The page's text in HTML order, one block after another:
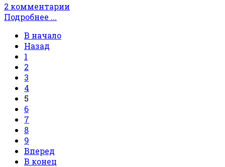
2 комментарии
Подробнее ...
В начало
Назад
1
2
3
4
5
6
7
8
9
Вперед
В конец